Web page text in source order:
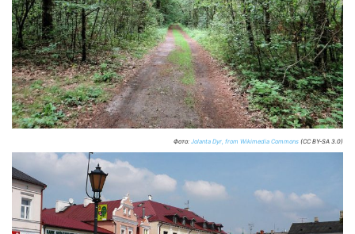
Фото: Jolanta Dyr, from Wikimedia Commons (CC BY-SA 3.0)